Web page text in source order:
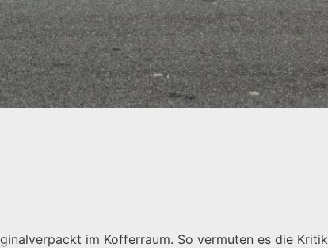
im Kofferraum. So vermuten es die